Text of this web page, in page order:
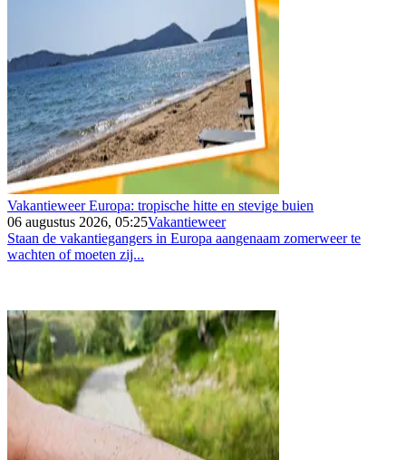
Vakantieweer Europa: tropische hitte en stevige buien
06 augustus 2026, 05:25Vakantieweer
Staan de vakantiegangers in Europa aangenaam zomerweer te
wachten of moeten zij...